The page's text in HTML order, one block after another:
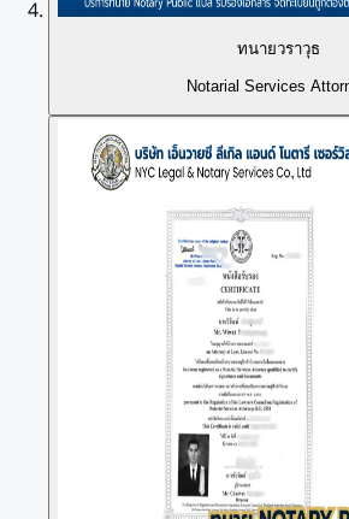
ทนายวราวุธ
Notarial Services